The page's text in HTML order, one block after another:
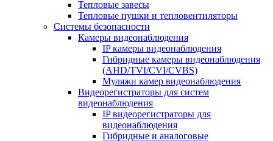
Тепловые завесы
Тепловые пушки и тепловентиляторы
Системы безопасности
Камеры видеонаблюдения
IP камеры видеонаблюдения
Гибридные камеры видеонаблюдения
(AHD/TVI/CVI/CVBS)
Муляжи камер видеонаблюдения
Видеорегистраторы для систем
видеонаблюдения
IP видеорегистраторы для
видеонаблюдения
Гибридные и аналоговые